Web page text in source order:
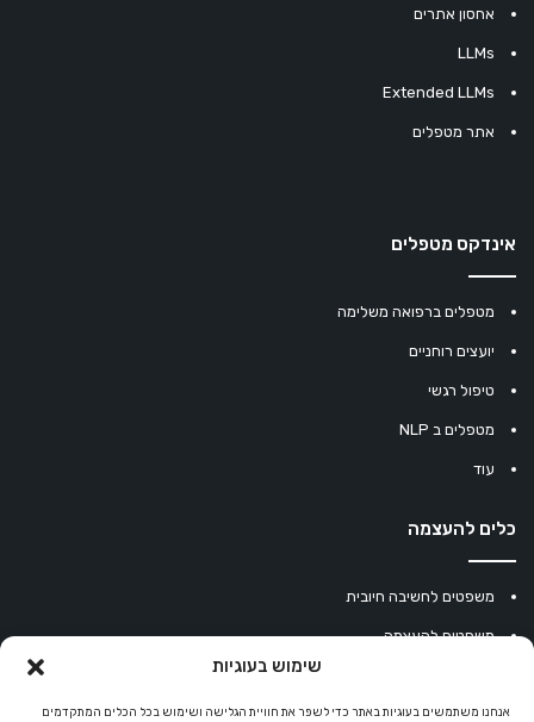
שימוש בעוגיות
אנחנו משתמשים בעוגיות באתר כדי לשפר את חוויית הגלישה ושימוש בכל הכלים המתקדמים
אחסון אתרים
LLMs
Extended LLMs
אתר מטפלים
אינדקס מטפלים
מטפלים ברפואה משלימה
יועצים רוחניים
טיפול רגשי
מטפלים ב NLP
עוד
כלים להעצמה
משפטים לחשיבה חיובית
משפטים להעצמה
מחשבון נומרולוגיה